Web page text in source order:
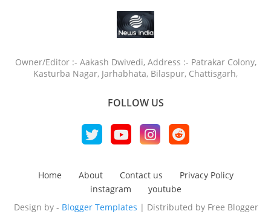
Owner/Editor :- Aakash Dwivedi, Address :- Patrakar Colony,
Kasturba Nagar, Jarhabhata, Bilaspur, Chattisgarh,
FOLLOW US
Home About Contact us
Privacy Policy
instagram
youtube
Design by - Blogger Templates | Distributed by Free Blogger